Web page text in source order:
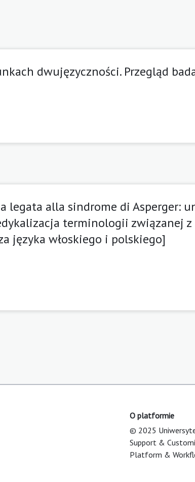
dwujęzyczności. Przegląd
alla sindrome di Asperger:
terminologii związanej z
języka włoskiego i polskiego]
O platformie
© 2025
Support &
Platform &